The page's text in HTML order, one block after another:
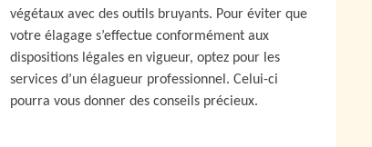
végétaux avec des outils bruyants. Pour éviter que
votre élagage s’effectue conformément aux
dispositions légales en vigueur, optez pour les
services d’un élagueur professionnel. Celui-ci
pourra vous donner des conseils précieux.